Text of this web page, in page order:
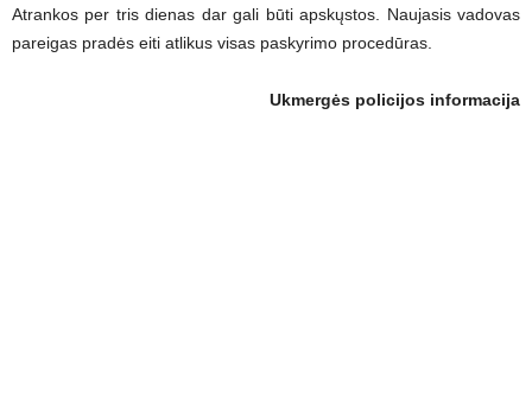
Atrankos per tris dienas dar gali būti apskųstos. Naujasis vadovas
pareigas pradės eiti atlikus visas paskyrimo procedūras.
Ukmergės policijos informacija